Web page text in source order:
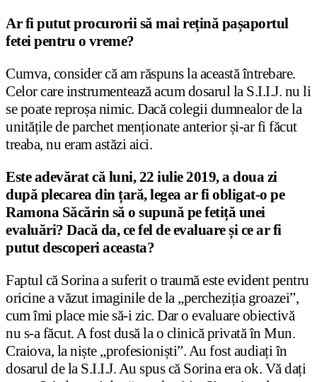
Ar fi putut procurorii să mai rețină pașaportul
fetei pentru o vreme?
Cumva, consider că am răspuns la această întrebare.
Celor care instrumentează acum dosarul la S.I.I.J. nu li
se poate reproșa nimic. Dacă colegii dumnealor de la
unitățile de parchet menționate anterior și-ar fi făcut
treaba, nu eram astăzi aici.
Este adevărat că luni, 22 iulie 2019, a doua zi
după plecarea din țară, legea ar fi obligat-o pe
Ramona Săcărin să o supună pe fetiță unei
evaluări? Dacă da, ce fel de evaluare și ce ar fi
putut descoperi aceasta?
Faptul că Sorina a suferit o traumă este evident pentru
oricine a văzut imaginile de la „percheziția groazei”,
cum îmi place mie să-i zic. Dar o evaluare obiectivă
nu s-a făcut. A fost dusă la o clinică privată în Mun.
Craiova, la niște „profesioniști”. Au fost audiați în
dosarul de la S.I.I.J. Au spus că Sorina era ok. Vă dați